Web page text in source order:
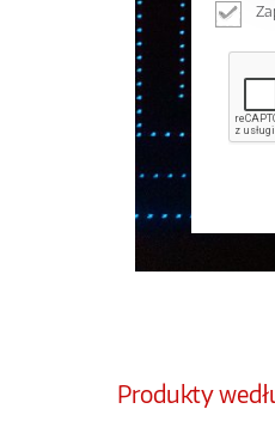
Produkty